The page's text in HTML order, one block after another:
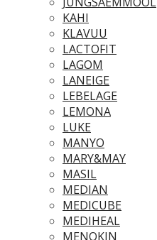
KAHI
KLAVUU
LACTOFIT
LAGOM
LANEIGE
LEBELAGE
LEMONA
LUKE
MANYO
MARY&MAY
MASIL
MEDIAN
MEDICUBE
MEDIHEAL
MENOKIN